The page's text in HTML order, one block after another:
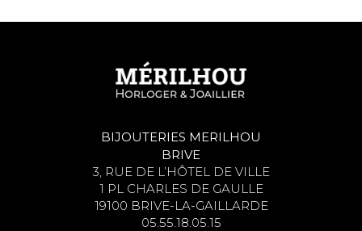
BIJOUTERIES MERILHOU
BRIVE
3, RUE DE L’HÔTEL DE VILLE
1 PL CHARLES DE GAULLE
19100 BRIVE-LA-GAILLARDE
05.55.18.05.15